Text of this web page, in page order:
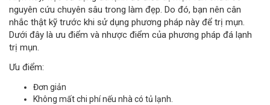
nguyên cứu chuyên sâu trong làm đẹp. Do đó, bạn nên cân
nhắc thật kỹ trước khi sử dụng phương pháp này để trị mụn.
Dưới đây là ưu điểm và nhược điểm của phương pháp đá lạnh
trị mụn.
Ưu điểm:
Đơn giản
Không mất chi phí nếu nhà có tủ lạnh.